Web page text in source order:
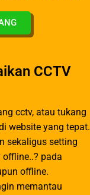
CCTV
cctv, atau tukang
website yang tepat.
sekaligus setting
pada
offline.
memantau